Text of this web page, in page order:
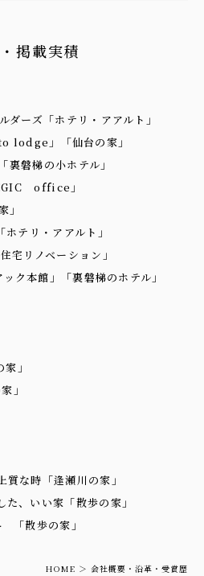
掲載実積
ーズ「ホテリ・アアルト」
」「仙台の家」
磐梯の小ホテル」
office」
テリ・アアルト」
リノベーション」
本館」「裏磐梯のホテル」
」
」
な時「逢瀬川の家」
、いい家「散歩の家」
散歩の家」
HOME 会社概要・沿⾰・受賞歴